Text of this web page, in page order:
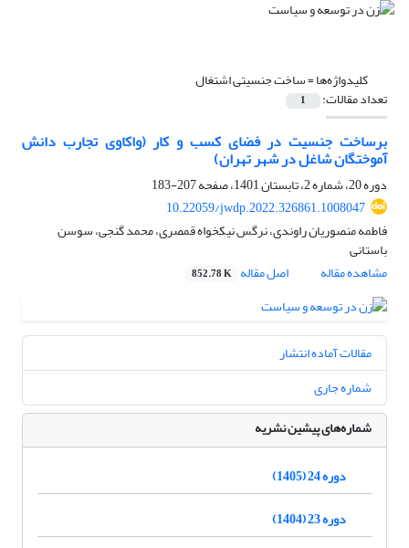
کلیدواژه‌ها =ساخت جنسیتی اشتغال
تعداد مقالات: 1
برساخت جنسیت در فضای کسب و کار (واکاوی تجارب دانش
آموختگان شاغل در شهر تهران)
دوره 20، شماره 2، تابستان 1401، صفحه
207-183
10.22059/jwdp.2022.326861.1008047
فاطمه منصوریان راوندی، نرگس نیکخواه قمصری، محمد گنجی، سوسن
باستانی
مشاهده مقاله
اصل مقاله 852.78 K
مقالات آماده انتشار
شماره جاری
شماره‌های پیشین نشریه
دوره 24 (1405)
دوره 23 (1404)